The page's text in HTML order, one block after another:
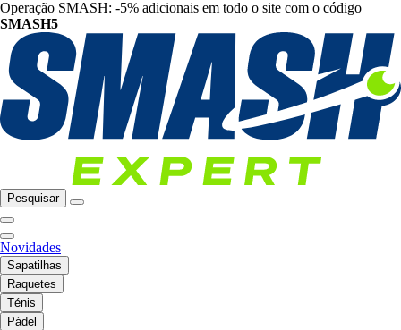
Operação SMASH: -5% adicionais em todo o site com o código
SMASH5
Pesquisar
Novidades
Sapatilhas
Raquetes
Ténis
Pádel